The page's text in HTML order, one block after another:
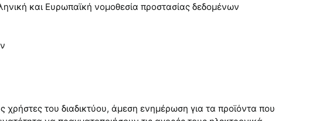
και Ευρωπαϊκή νομοθεσία προστασίας δεδομένων
του διαδικτύου, άμεση ενημέρωση για τα προϊόντα που